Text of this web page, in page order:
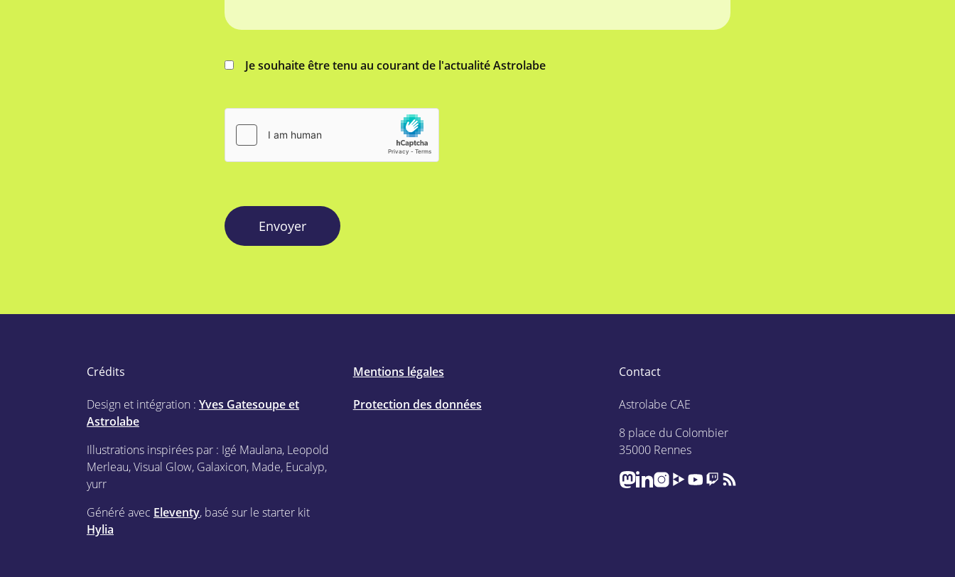
Je souhaite être tenu au courant de l'actualité Astrolabe
Envoyer
Crédits
Design et intégration : Yves Gatesoupe et
Astrolabe
Illustrations inspirées par : Igé Maulana, Leopold
Merleau, Visual Glow, Galaxicon, Made, Eucalyp,
yurr
Généré avec Eleventy, basé sur le starter kit
Hylia
Mentions légales
Protection des données
Contact
Astrolabe CAE
8 place du Colombier
35000 Rennes